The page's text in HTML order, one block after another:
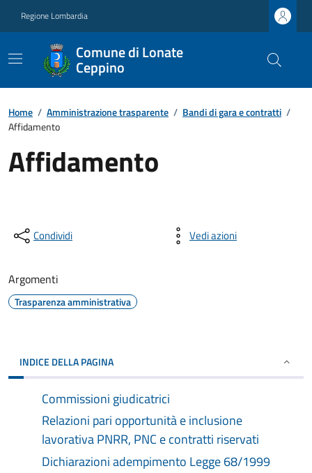
Regione Lombardia
Comune di Lonate
Ceppino
Home / Amministrazione trasparente / Bandi di gara e contratti /
Affidamento
Affidamento
Condividi Vedi azioni
Argomenti
Trasparenza amministrativa
INDICE DELLA PAGINA
Commissioni giudicatrici
Relazioni pari opportunità e inclusione
lavorativa PNRR, PNC e contratti riservati
Dichiarazioni adempimento Legge 68/1999